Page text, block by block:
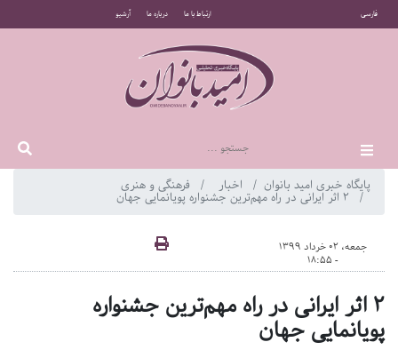
فارسی ارتباط با ما درباره ما آرشیو
پایگاه خبری امید بانوان اخبار فرهنگی و هنری
جمعه، 02 خرداد 1399
- 18:55
۲ اثر ایرانی در راه مهم‌ترین جشنواره
پویانمایی جهان